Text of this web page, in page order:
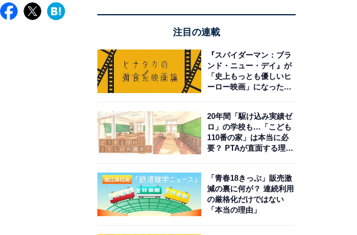
注目の連載
『スパイダーマン：ブラ
ンド・ニュー・デイ』が
「史上もっとも優しいヒ
ーロー映画」になった理
20年間「駆け込み実績ゼ
ロ」の学校も…「こども
110番の家」は本当に必
要？ PTAが直面する理想
「青春18きっぷ」販売激
減の裏に何が？ 連続利用
の厳格化だけではない
「本当の理由」